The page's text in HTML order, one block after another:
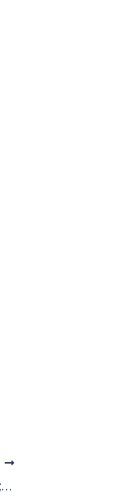
കരുണയുടെ കൈവിളക്കുകള്‍ക്ക് ആദരം; മെഗാ ചിത്രരചനയും ‘ജ്വാല’ അവാര്‍ഡ് നിശയും